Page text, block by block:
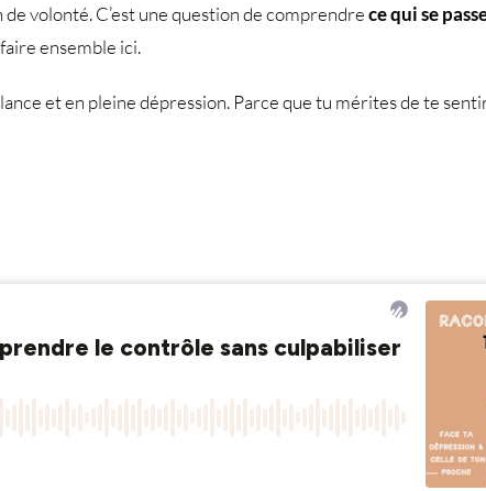
volonté. C’est une question de comprendrece qui se
faire ensemble ici.
et en pleine dépression. Parce que tu mérites de te